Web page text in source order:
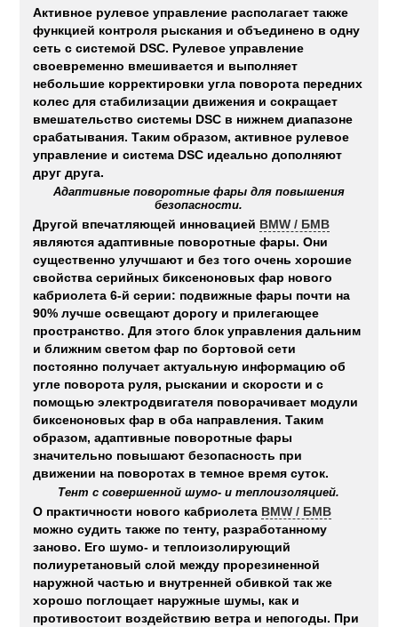
Активное рулевое управление располагает также
функцией контроля рыскания и объединено в одну
сеть с системой DSC. Рулевое управление
своевременно вмешивается и выполняет
небольшие корректировки угла поворота передних
колес для стабилизации движения и сокращает
вмешательство системы DSC в нижнем диапазоне
срабатывания. Таким образом, активное рулевое
управление и система DSC идеально дополняют
друг друга.
Адаптивные поворотные фары для повышения
безопасности.
Другой впечатляющей инновацией BMW / БМВ
являются адаптивные поворотные фары. Они
существенно улучшают и без того очень хорошие
свойства серийных биксеноновых фар нового
кабриолета 6-й серии: подвижные фары почти на
90% лучше освещают дорогу и прилегающее
пространство. Для этого блок управления дальним
и ближним светом фар по бортовой сети
постоянно получает актуальную информацию об
угле поворота руля, рыскании и скорости и с
помощью электродвигателя поворачивает модули
биксеноновых фар в оба направления. Таким
образом, адаптивные поворотные фары
значительно повышают безопасность при
движении на поворотах в темное время суток.
Тент с совершенной шумо- и теплоизоляцией.
О практичности нового кабриолета BMW / БМВ
можно судить также по тенту, разработанному
заново. Его шумо- и теплоизолирующий
полиуретановый слой между прорезиненной
наружной частью и внутренней обивкой так же
хорошо поглощает наружные шумы, как и
противостоит воздействию ветра и непогоды. При